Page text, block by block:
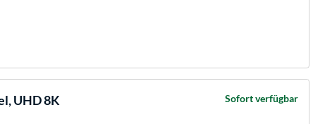
UHD 8K Sofort verfügbar